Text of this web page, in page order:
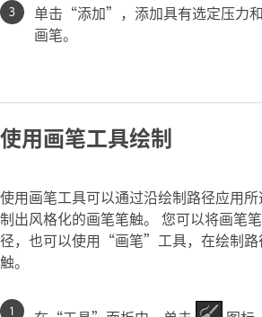
单击“添加”，添加具有选定压力
画笔。
使用画笔工具绘制
使用画笔工具可以通过沿绘制路径应用
制出风格化的画笔笔触。 您可以将画笔
径，也可以使用“画笔”工具，在绘制路
触。